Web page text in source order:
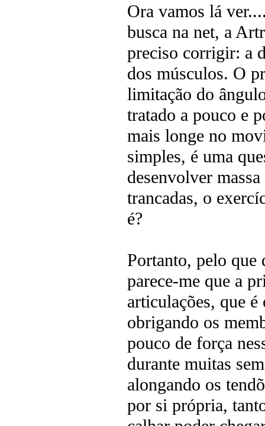
Ora vamos lá
busca na net, a
preciso corrigir: a
dos músculos. O
limitação do
tratado a pouco e
mais longe no
simples, é uma
desenvolver
trancadas, o
é?
Portanto, pelo que
parece-me que a
articulações, que
obrigando os
pouco de força
durante muitas
alongando os
por si própria,